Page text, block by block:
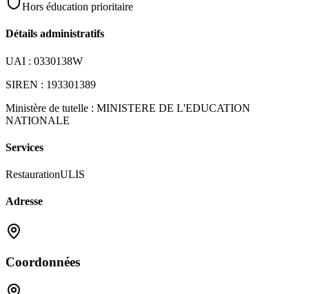
Hors éducation prioritaire
Détails administratifs
UAI : 0330138W
SIREN : 193301389
Ministère de tutelle : MINISTERE DE L'EDUCATION
NATIONALE
Services
RestaurationULIS
Adresse
Coordonnées